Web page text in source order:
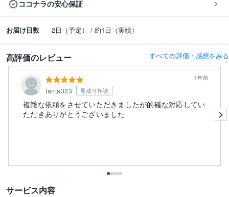
ココナラの安心保証
お届け日数 2日（予定） / 約1日（実績）
高評価のレビュー すべての評価・感想をみる
tanta323 見積り相談
1年前
複雑な依頼をさせていただきましたが的確な対応してい
ただきありがとうございました
サービス内容